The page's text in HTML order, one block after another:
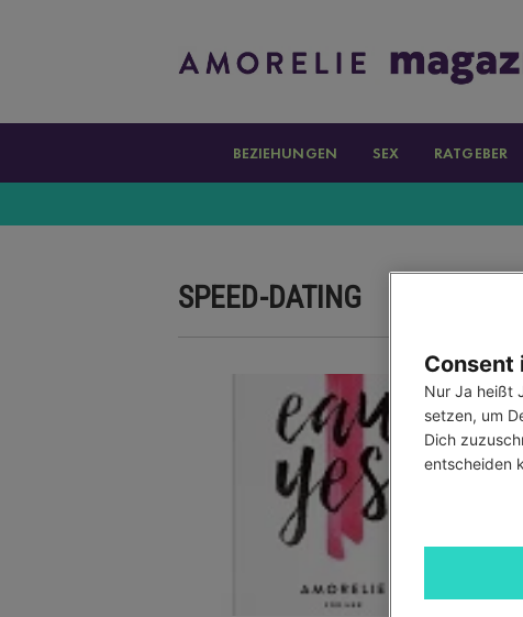
BEZIEHUNGEN SEX RATGEBER
SPEED-DATING
Consent
Nur Ja heißt
setzen, um
Dich
entscheiden